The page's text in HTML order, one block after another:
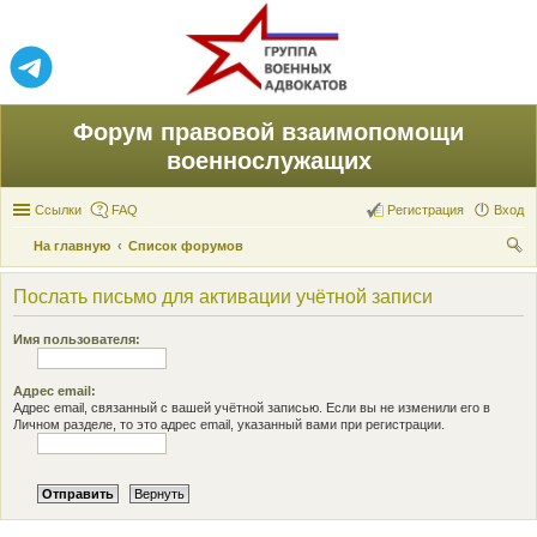
Форум правовой взаимопомощи
военнослужащих
Ссылки FAQ Вход
Регистрация
На главную
Список форумов
ои
Послать письмо для активации учётной записи
Имя пользователя:
Адрес email:
Адрес email, связанный с вашей учётной записью. Если вы не изменили его в
Личном разделе, то это адрес email, указанный вами при регистрации.